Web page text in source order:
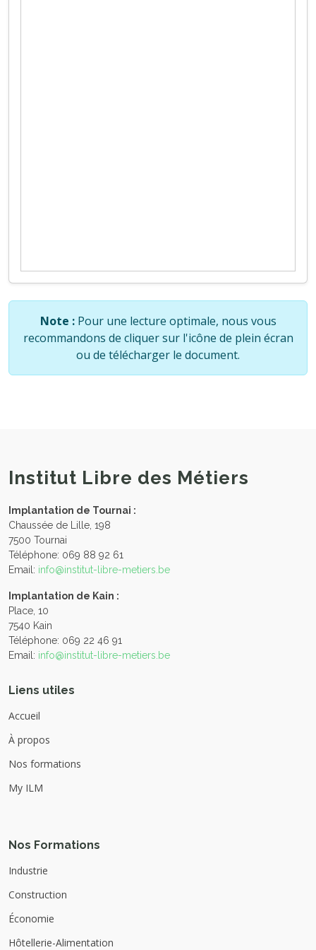
Note :Pour une lecture optimale, nous vous
recommandons de cliquer sur l'icône de plein écran
ou de télécharger le document.
Institut Libre des Métiers
Implantation de Tournai :
Chaussée de Lille, 198
7500 Tournai
Téléphone: 069 88 92 61
Email: info@institut-libre-metiers.be
Implantation de Kain :
Place, 10
7540 Kain
Téléphone: 069 22 46 91
Email: info@institut-libre-metiers.be
Liens utiles
Accueil
À propos
Nos formations
My ILM
Nos Formations
Industrie
Construction
Économie
Hôtellerie-Alimentation